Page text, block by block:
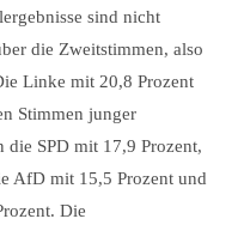
sind nicht
die Zweitstimmen, also
Linke mit 20,8 Prozent
Stimmen junger
die SPD mit 17,9 Prozent,
AfD mit 15,5 Prozent und
Die